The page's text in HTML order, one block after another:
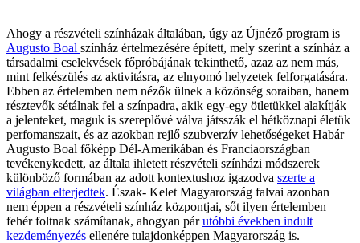
Ahogy a részvételi színházak általában, úgy az Újnéző program is
Augusto Boal színház értelmezésére épített, mely szerint a színház a
társadalmi cselekvések főpróbájának tekinthető, azaz az nem más,
mint felkészülés az aktivitásra, az elnyomó helyzetek felforgatására.
Ebben az értelemben nem nézők ülnek a közönség soraiban, hanem
résztevők sétálnak fel a színpadra, akik egy-egy ötletükkel alakítják
a jelenteket, maguk is szereplővé válva játsszák el hétköznapi életük
perfomanszait, és az azokban rejlő szubverzív lehetőségeket Habár
Augusto Boal főképp Dél-Amerikában és Franciaországban
tevékenykedett, az általa ihletett részvételi színházi módszerek
különböző formában az adott kontextushoz igazodva szerte a
világban elterjedtek. Észak- Kelet Magyarország falvai azonban
nem éppen a részvételi színház központjai, sőt ilyen értelemben
fehér foltnak számítanak, ahogyan párutóbbi években indult
kezdeményezés ellenére tulajdonképpen Magyarország is.